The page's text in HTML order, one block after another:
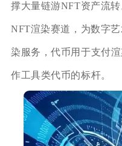
撑大量链游NFT资产流
NFT渲染赛道，为数字
染服务，代币用于支付
作工具类代币的标杆。